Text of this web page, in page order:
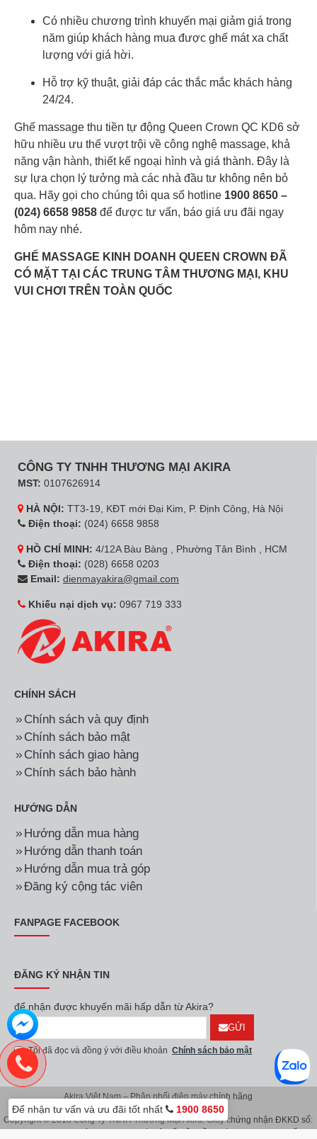
Có nhiều chương trình khuyến mại giảm giá trong
năm giúp khách hàng mua được ghế mát xa chất
lượng với giá hời.
Hỗ trợ kỹ thuật, giải đáp các thắc mắc khách hàng
24/24.
Ghế massage thu tiền tự động Queen Crown QC KD6 sở
hữu nhiều ưu thế vượt trội về công nghệ massage, khả
năng vận hành, thiết kế ngoại hình và giá thành. Đây là
sự lựa chọn lý tưởng mà các nhà đầu tư không nên bỏ
qua. Hãy gọi cho chúng tôi qua số hotline 1900 8650 –
(024) 6658 9858 để được tư vấn, báo giá ưu đãi ngay
hôm nay nhé.
GHẾ MASSAGE KINH DOANH QUEEN CROWN ĐÃ
CÓ MẶT TẠI CÁC TRUNG TÂM THƯƠNG MẠI, KHU
VUI CHƠI TRÊN TOÀN QUỐC
CÔNG TY TNHH THƯƠNG MẠI AKIRA
MST: 0107626914
HÀ NỘI: TT3-19, KĐT mới Đại Kim, P. Định Công, Hà Nội
Điện thoại: (024) 6658 9858
HỒ CHÍ MINH: 4/12A Bàu Bàng , Phường Tân Bình , HCM
Điện thoại: (028) 6658 0203
Email: dienmayakira@gmail.com
Khiếu nại dịch vụ: 0967 719 333
CHÍNH SÁCH
Chính sách và quy định
Chính sách bảo mật
Chính sách giao hàng
Chính sách bảo hành
HƯỚNG DẪN
Hướng dẫn mua hàng
Hướng dẫn thanh toán
Hướng dẫn mua trả góp
Đăng ký cộng tác viên
FANPAGE FACEBOOK
ĐĂNG KÝ NHẬN TIN
để nhận được khuyến mãi hấp dẫn từ Akira?
GỬI
Tôi đã đọc và đồng ý với điều khoản Chính sách bảo mật
Akira Việt Nam – Phân phối điện máy chính hãng
Copyright © 2018 Công Ty TNHH Thương Mại Akira. Giấy chứng nhận ĐKKD số:
Để nhận tư vấn và ưu đãi tốt nhất 1900 8650